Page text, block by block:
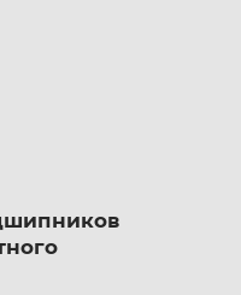
алгоритмы
в IT